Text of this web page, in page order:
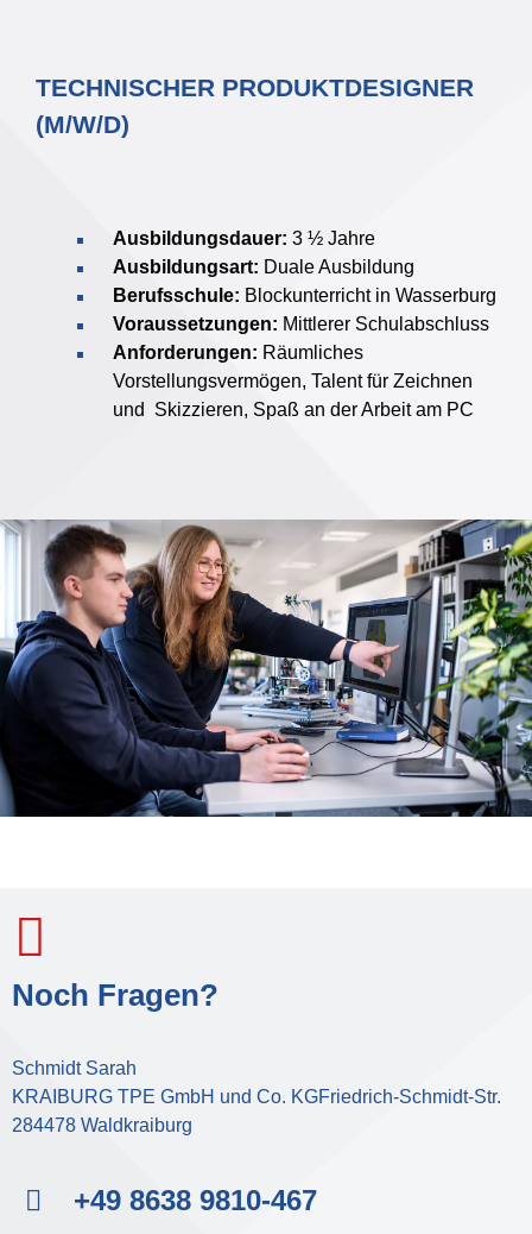
TECHNISCHER PRODUKTDESIGNER
(M/W/D)
Ausbildungsdauer: 3 ½ Jahre
Ausbildungsart: Duale Ausbildung
Berufsschule: Blockunterricht in Wasserburg
Voraussetzungen: Mittlerer Schulabschluss
Anforderungen: Räumliches
Vorstellungsvermögen, Talent für Zeichnen
und Skizzieren, Spaß an der Arbeit am PC
Noch Fragen?
Schmidt Sarah
KRAIBURG TPE GmbH und Co. KGFriedrich-Schmidt-Str.
284478 Waldkraiburg
+49 8638 9810-467